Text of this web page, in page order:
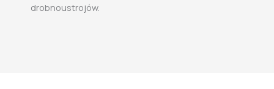
drobnoustrojów.